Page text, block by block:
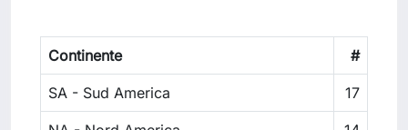
Continente #
SA - Sud America 17